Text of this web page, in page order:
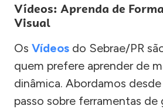
Vídeos: Aprenda de
Visual
Os Vídeos do Sebrae/PR
quem prefere aprender de
dinâmica. Abordamos
passo sobre ferramentas